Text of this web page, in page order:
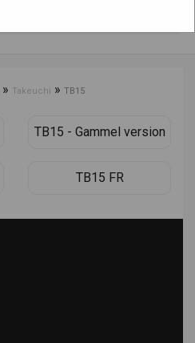
» Takeuchi » TB15
TB15 - Gammel version
TB15 FR